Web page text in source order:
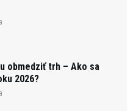
obmedziť trh – Ako sa
2026?